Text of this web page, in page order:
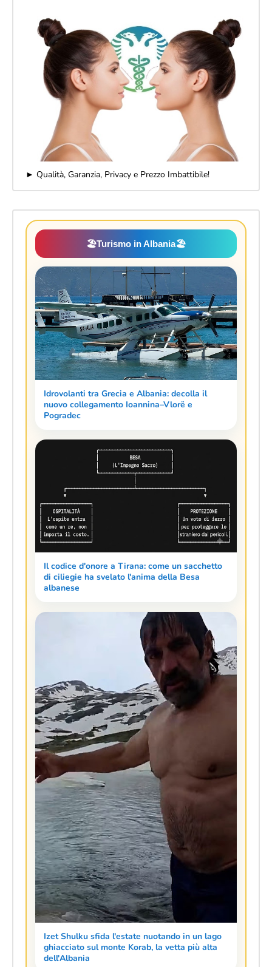
► Qualità, Garanzia, Privacy e Prezzo Imbattibile!
🏖️Turismo in Albania🏖️
Idrovolanti tra Grecia e Albania: decolla il
nuovo collegamento Ioannina–Vlorë e
Pogradec
Il codice d'onore a Tirana: come un sacchetto
di ciliegie ha svelato l'anima della Besa
albanese
Izet Shulku sfida l'estate nuotando in un lago
ghiacciato sul monte Korab, la vetta più alta
dell'Albania